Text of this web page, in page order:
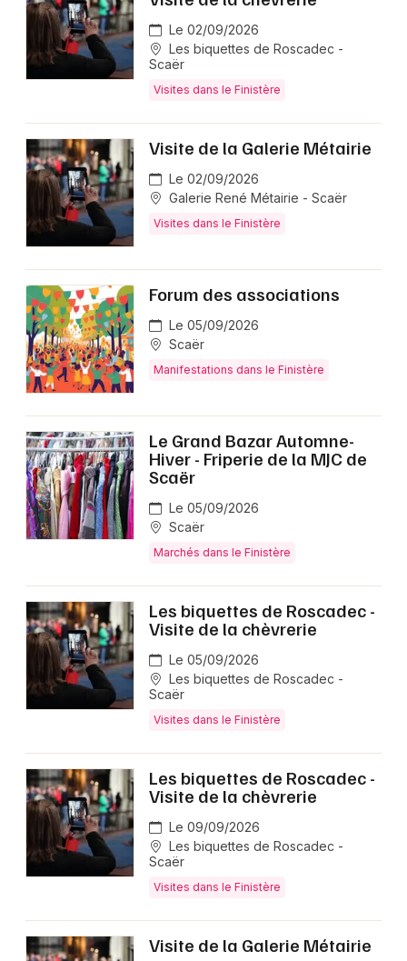
Spectacles
Concerts
Sports
Soirées
Sorties famille
Sorties & loisirs
Agenda en Bretagne
Newsletter des sorties
Artistes en tournée
Actus dans le Finistère
Magazine dans le Finistère
29 - Finistère
Choisir mes départements
Mon email
Je m'abonne
Montpellier
Nantes
Nice
Paris
Strasbourg
Toulouse
Toutes les villes
Le 02/09/2026
Les biquettes de Roscadec -
Scaër
Visites dans le Finistère
Visite de la Galerie Métairie
Le 02/09/2026
Galerie René Métairie - Scaër
Visites dans le Finistère
Forum des associations
Le 05/09/2026
Scaër
Manifestations dans le Finistère
Le Grand Bazar Automne-
Hiver - Friperie de la MJC de
Scaër
Le 05/09/2026
Scaër
Marchés dans le Finistère
Les biquettes de Roscadec -
Visite de la chèvrerie
Le 05/09/2026
Les biquettes de Roscadec -
Scaër
Visites dans le Finistère
Les biquettes de Roscadec -
Visite de la chèvrerie
Le 09/09/2026
Les biquettes de Roscadec -
Scaër
Visites dans le Finistère
Visite de la Galerie Métairie